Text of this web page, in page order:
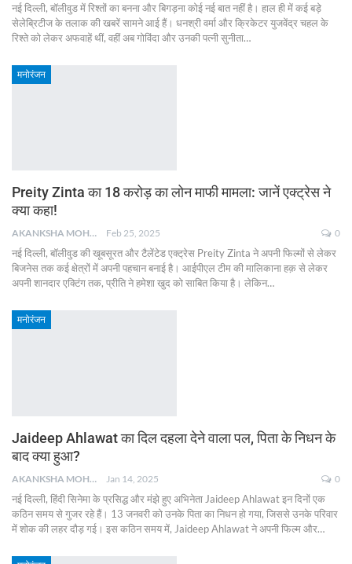
नई दिल्ली, बॉलीवुड में रिश्तों का बनना और बिगड़ना कोई नई बात नहीं है। हाल ही में कई बड़े
सेलेब्रिटीज के तलाक की खबरें सामने आई हैं। धनश्री वर्मा और क्रिकेटर युजवेंद्र चहल के
रिश्ते को लेकर अफवाहें थीं, वहीं अब गोविंदा और उनकी पत्नी सुनीता…
मनोरंजन
Preity Zinta का 18 करोड़ का लोन माफी मामला: जानें एक्ट्रेस ने
क्या कहा!
AKANKSHA MOHAN Feb 25, 2025 0
नई दिल्ली, बॉलीवुड की खूबसूरत और टैलेंटेड एक्ट्रेस Preity Zinta ने अपनी फिल्मों से लेकर
बिजनेस तक कई क्षेत्रों में अपनी पहचान बनाई है। आईपीएल टीम की मालिकाना हक़ से लेकर
अपनी शानदार एक्टिंग तक, प्रीति ने हमेशा खुद को साबित किया है। लेकिन…
मनोरंजन
Jaideep Ahlawat का दिल दहला देने वाला पल, पिता के निधन के
बाद क्या हुआ?
AKANKSHA MOHAN Jan 14, 2025 0
नई दिल्ली, हिंदी सिनेमा के प्रसिद्ध और मंझे हुए अभिनेता Jaideep Ahlawat इन दिनों एक
कठिन समय से गुजर रहे हैं। 13 जनवरी को उनके पिता का निधन हो गया, जिससे उनके परिवार
में शोक की लहर दौड़ गई। इस कठिन समय में, Jaideep Ahlawat ने अपनी फिल्म और…